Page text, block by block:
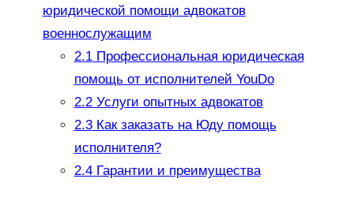
юридической помощи адвокатов
военнослужащим
2.1Профессиональная юридическая
помощь от исполнителей YouDo
2.2Услуги опытных адвокатов
2.3Как заказать на Юду помощь
исполнителя?
2.4Гарантии и преимущества